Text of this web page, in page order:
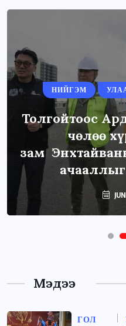
НИЙГЭМ
Толгойтоос
чөлөө
зам
Мэдээ
ГОЛ